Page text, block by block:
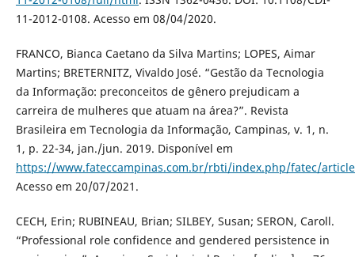
11-2012-0108. Acesso em 08/04/2020.
FRANCO, Bianca Caetano da Silva Martins; LOPES, Aimar
Martins; BRETERNITZ, Vivaldo José. “Gestão da Tecnologia
da Informação: preconceitos de gênero prejudicam a
carreira de mulheres que atuam na área?”. Revista
Brasileira em Tecnologia da Informação, Campinas, v. 1, n.
1, p. 22-34, jan./jun. 2019. Disponível em
https://www.fateccampinas.com.br/rbti/index.php/fatec/
Acesso em 20/07/2021.
CECH, Erin; RUBINEAU, Brian; SILBEY, Susan; SERON, Caroll.
“Professional role confidence and gendered persistence in